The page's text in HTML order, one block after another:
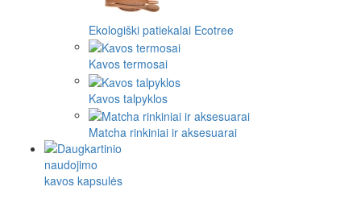
Ekologiški patiekalai Ecotree
Kavos termosai
Kavos talpyklos
Matcha rinkiniai ir aksesuarai